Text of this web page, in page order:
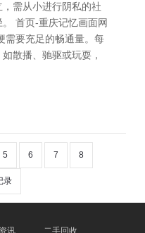
需从小进行阴私的社
首页-重庆记忆画面网
需要充足的畅通量。每
散播、驰驱或玩耍，
5 6 7 8
录
讯 二手回收